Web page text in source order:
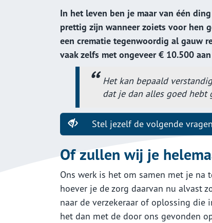
In het leven ben je maar van één
prettig zijn wanneer zoiets voor hen
een crematie tegenwoordig al gauw
vaak zelfs met ongeveer € 10.500
Het kan bepaald
dat je dan alles goed hebt
Stel jezelf de volgende vragen
Of zullen wij je
Ons werk is het om samen met je
hoever je de zorg daarvan nu alvast
naar de verzekeraar of oplossing die
het dan met de door ons gevonden